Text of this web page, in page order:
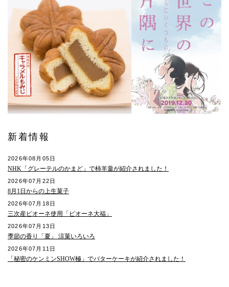
新着情報
2026年08月05日
NHK「グレーテルのかまど」で柿羊羹が紹介されました！
2026年07月22日
8月1日からの上生菓子
2026年07月18日
三次産ピオーネ使用「ピオーネ大福」
2026年07月13日
季節の香り「夏」 涼菓いろいろ
2026年07月11日
「秘密のケンミンSHOW極」でバターケーキが紹介されました！